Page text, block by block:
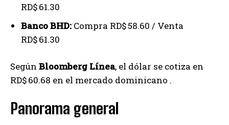
RD$ 61.30
Banco BHD: Compra RD$ 58.60 / Venta
RD$ 61.30
Según Bloomberg Línea, el dólar se cotiza en
RD$ 60.68 en el mercado dominicano .
Panorama general